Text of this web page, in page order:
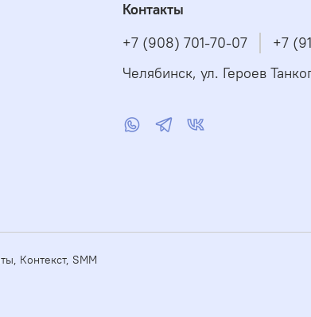
Контакты
+7 (908) 701-70-07
+7
Челябинск, ул. Героев
Контекст, SMM